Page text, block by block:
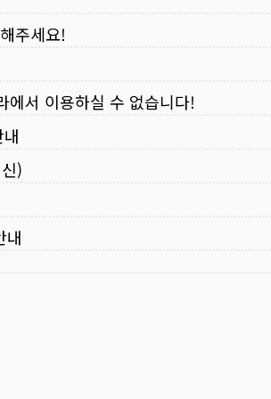
주세요!
에서 이용하실 수 없습니다!
)
내